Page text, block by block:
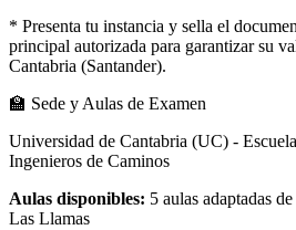
* Presenta tu instancia y sella el
principal autorizada para garantizar su
Cantabria (Santander).
🏫 Sede y Aulas de Examen
Universidad de Cantabria (UC) -
Ingenieros de Caminos
Aulas disponibles: 5 aulas adaptadas
Las Llamas